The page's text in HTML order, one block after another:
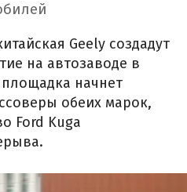
Geely создадут
на автозаводе в
площадка начнет
обеих марок,
Ford Kuga